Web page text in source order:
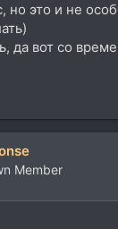
но это и не
да вот со
Member